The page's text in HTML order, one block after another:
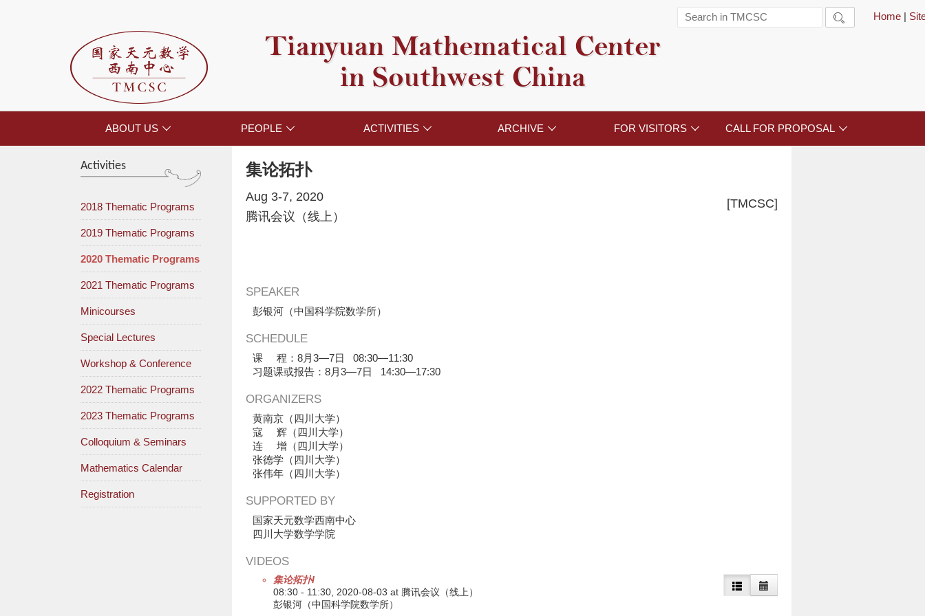
Home |

Tianyuan Mathematical Center
in Southwest China
ABOUT US  PEOPLE  ACTIVITIES  ARCHIVE  FOR VISITORS  CALL FOR PROPOSAL 
Activities
2018 Thematic Programs
2019 Thematic Programs
2020 Thematic Programs
2021 Thematic Programs
Minicourses
Special Lectures
Workshop & Conference
2022 Thematic Programs
2023 Thematic Programs
Colloquium & Seminars
Mathematics Calendar
Registration
集论拓扑
[TMCSC]
Aug 3-7, 2020
腾讯会议（线上）
SPEAKER
彭银河（中国科学院数学所）
SCHEDULE
课 程：8月3—7日 08:30—11:30
习题课或报告： 8月3—7日 14:30—17:30
ORGANIZERS
黄南京（四川大学）
寇 辉（四川大学）
连 增（四川大学）
张德学 （四川大学）
张伟年 （四川大学）
SUPPORTED BY
国家天元数学西南中心
四川大学数学学院
VIDEOS
集论拓扑I
08:30 - 11:30, 2020-08-03 at 腾讯会议（线上）
彭银河（中国科学院数学所）